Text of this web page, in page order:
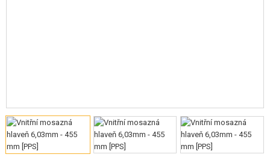
VÝSTROJ, UNIFORMY, POUZDRA
MASKOVÁNÍ, BARVY, PÁSKY